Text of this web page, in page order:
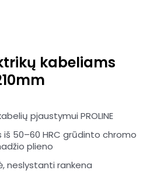
kabeliams
pjaustymui PROLINE
50–60 HRC grūdinto chromo
plieno
neslystanti rankena